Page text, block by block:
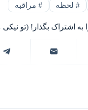
#لحظه #مراقبه
به اشتراک بگذار! (تو